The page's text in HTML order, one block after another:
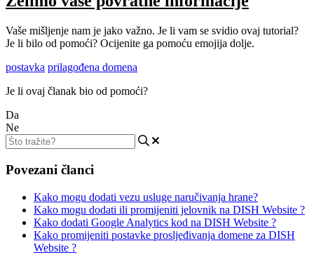
Vaše mišljenje nam je jako važno. Je li vam se svidio ovaj tutorial?
Je li bilo od pomoći? Ocijenite ga pomoću emojija dolje.
postavka prilagođena domena
Je li ovaj članak bio od pomoći?
Da
Ne
Povezani članci
Kako mogu dodati vezu usluge naručivanja hrane?
Kako mogu dodati ili promijeniti jelovnik na DISH Website ?
Kako dodati Google Analytics kod na DISH Website ?
Kako promijeniti postavke prosljeđivanja domene za DISH
Website ?